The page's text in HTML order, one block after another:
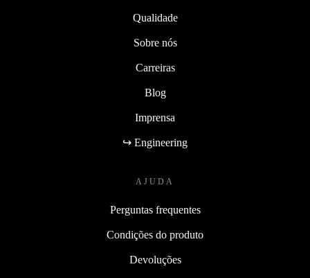
Qualidade
Sobre nós
Carreiras
Blog
Imprensa
↪ Engineering
AJUDA
Perguntas frequentes
Condições do produto
Devoluções